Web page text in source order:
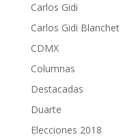
Carlos Gidi
Carlos Gidi Blanchet
CDMX
Columnas
Destacadas
Duarte
Elecciones 2018